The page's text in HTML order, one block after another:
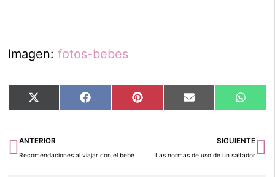
Imagen:fotos-bebes
Compartir
en
X
(Twitter)
Compartir
en
Facebook Compartir
en
Pinterest Compartir
en
Email
en
Ant
ANTERIOR
Recomendaciones al viajar con el bebé
SIGUIENTE
Las normas de uso de un saltador